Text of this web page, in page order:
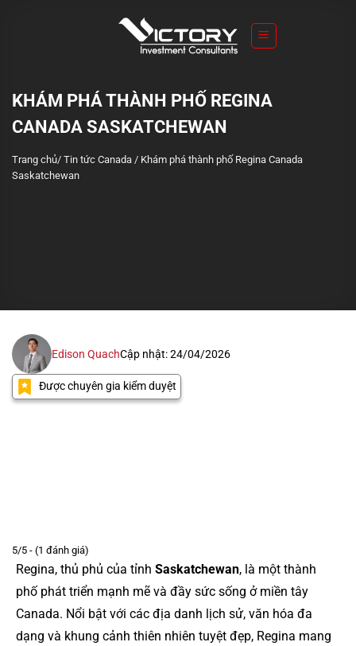
KHÁM PHÁ THÀNH PHỐ REGINA
CANADA SASKATCHEWAN
Trang chủ/ Tin tức Canada / Khám phá thành phố Regina Canada
Saskatchewan
Edison QuachCập nhật: 24/04/2026
Được chuyên gia kiểm duyệt
5/5 - (1 đánh giá)
Regina, thủ phủ của tỉnh Saskatchewan, là một thành
phố phát triển mạnh mẽ và đầy sức sống ở miền tây
Canada. Nổi bật với các địa danh lịch sử, văn hóa đa
dạng và khung cảnh thiên nhiên tuyệt đẹp, Regina mang